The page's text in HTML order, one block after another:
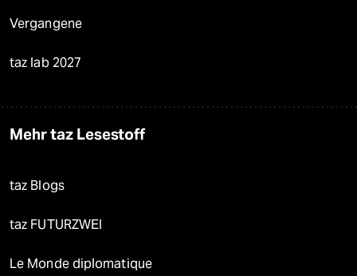
Vergangene
taz lab 2027
Mehr taz Lesestoff
taz Blogs
taz FUTURZWEI
Le Monde diplomatique